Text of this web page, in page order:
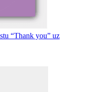
“Thank you” uz